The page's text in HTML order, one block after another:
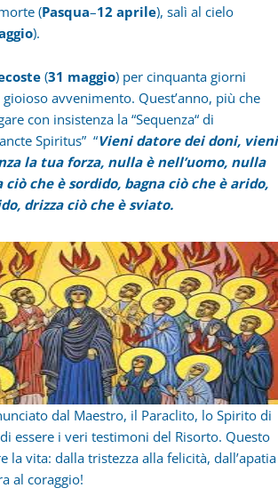
(Pasqua–12 aprile), salì al cielo
).
(31 maggio) per cinquanta giorni
avvenimento. Quest’anno, più che
con insistenza la “Sequenza“ di
Spiritus” “Vieni datore dei doni, vieni
la tua forza, nulla è nell’uomo, nulla
ciò che è sordido, bagna ciò che è arido,
drizza ciò che è sviato.
dal Maestro, il Paraclito, lo Spirito di
essere i veri testimoni del Risorto. Questo
la vita: dalla tristezza alla felicità, dall’apatia
al coraggio!